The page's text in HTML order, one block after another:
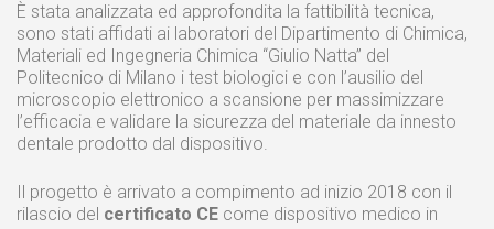
È stata analizzata ed approfondita la fattibilità tecnica,
sono stati affidati ai laboratori del Dipartimento di Chimica,
Materiali ed Ingegneria Chimica “Giulio Natta” del
Politecnico di Milano i test biologici e con l’ausilio del
microscopio elettronico a scansione per massimizzare
l’efficacia e validare la sicurezza del materiale da innesto
dentale prodotto dal dispositivo.
Il progetto è arrivato a compimento ad inizio 2018 con il
rilascio del certificato CE come dispositivo medico in